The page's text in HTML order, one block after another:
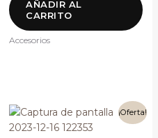
AÑADIR AL
CARRITO
Accesorios
¡Oferta!
El
original
El
precio
actual